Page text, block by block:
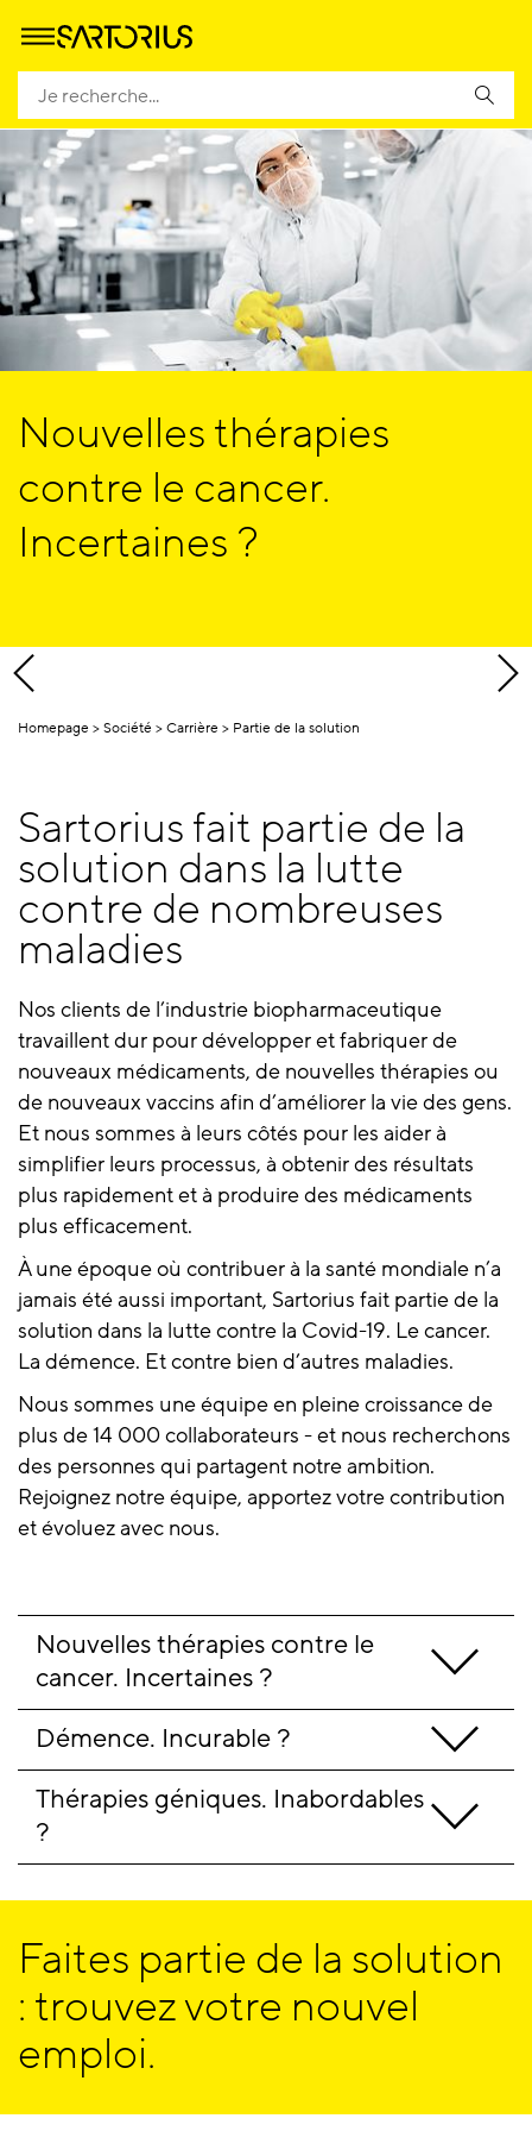
Nouvelles thérapies
contre le cancer.
Incertaines ?
Homepage Société Carrière Partie de la solution
Sartorius fait partie de la
solution dans la lutte
contre de nombreuses
maladies
Nos clients de l’industrie biopharmaceutique
travaillent dur pour développer et fabriquer de
nouveaux médicaments, de nouvelles thérapies ou
de nouveaux vaccins afin d’améliorer la vie des gens.
Et nous sommes à leurs côtés pour les aider à
simplifier leurs processus, à obtenir des résultats
plus rapidement et à produire des médicaments
plus efficacement.
À une époque où contribuer à la santé mondiale n’a
jamais été aussi important, Sartorius fait partie de la
solution dans la lutte contre la Covid-19. Le cancer.
La démence. Et contre bien d’autres maladies.
Nous sommes une équipe en pleine croissance de
plus de 14 000 collaborateurs - et nous recherchons
des personnes qui partagent notre ambition.
Rejoignez notre équipe, apportez votre contribution
et évoluez avec nous.
Nouvelles thérapies contre le
cancer. Incertaines ?
Démence. Incurable ?
Thérapies géniques. Inabordables
?
Faites partie de la solution
: trouvez votre nouvel
emploi.